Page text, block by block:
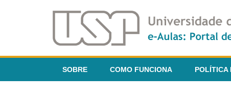
SOBRE COMO FUNCIONA POLÍTICA